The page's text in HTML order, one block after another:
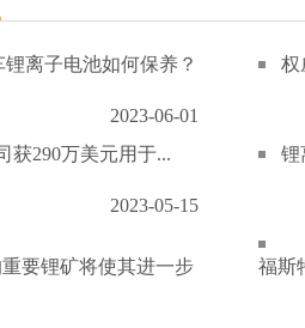
锂离子电池如何保养？
2023-06-01
权
获290万美元用于...
2023-05-15
锂
要锂矿将使其进一步
福斯